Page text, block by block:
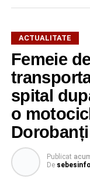
ACTUALITATE
Femeie
spital
o
Publicat
De